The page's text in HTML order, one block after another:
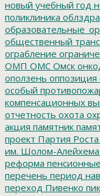
новый учебный год
поликлиника
общественный
ограбление
ОМП ОМС Омск
оползень оппозиция
особый
компенсационных
отчетность охота
акция памятник
проект Партия Роста
им. Шолом-Алейхема
реформа
перечень период
переход Пивенко